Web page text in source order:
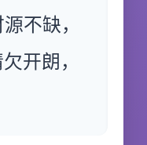
不缺，
开朗，